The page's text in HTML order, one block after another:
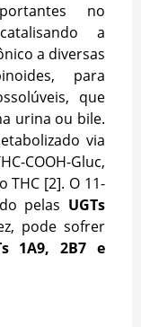
no
a
a diversas
para
que
urina ou bile.
via
COOH-Gluc,
[2]. O 11-
pelas UGTs
pode sofrer
1A9, 2B7 e